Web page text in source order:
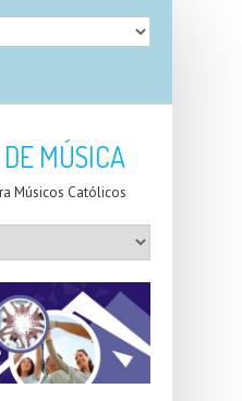
MÚSICA
Músicos Católicos